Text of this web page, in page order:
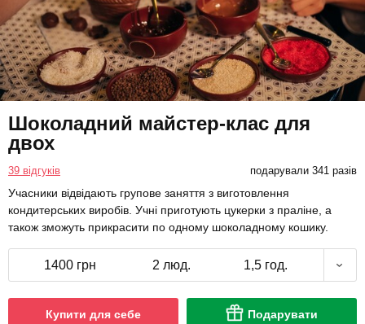
Шоколадний майстер-клас для
двох
39 відгуків подарували 341 разів
Учасники відвідають групове заняття з виготовлення
кондитерських виробів. Учні приготують цукерки з праліне, а
також зможуть прикрасити по одному шоколадному кошику.
1400 грн 2 люд. 1,5 год.
Купити для себе Подарувати